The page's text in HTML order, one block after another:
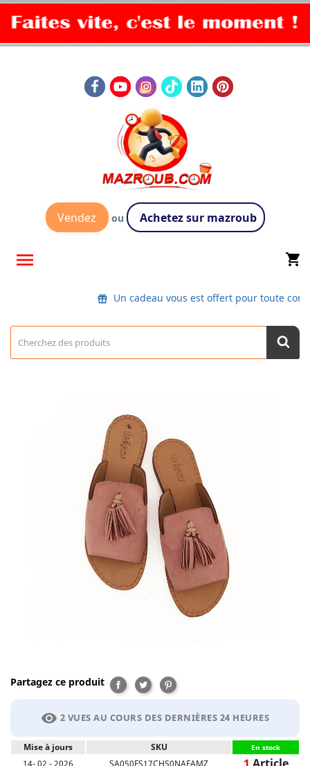
Vendez ou Achetez sur mazroub
 shopping_cart
Un cadeau vous est offert pour toute
Partagez ce produit Partager
TweetPinterest
visibility 2 VUES AU COURS DES DERNIÈRES 24 HEURES
Mise à jours SKU En stock